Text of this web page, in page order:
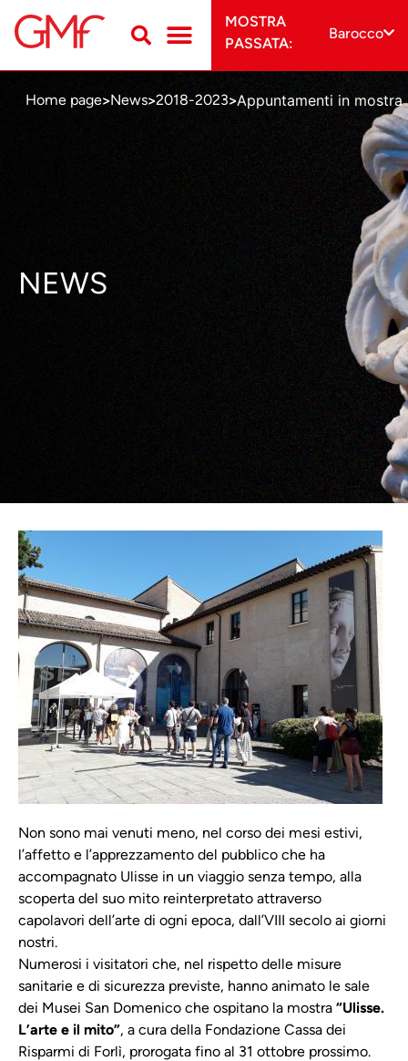
MOSTRA
PASSATA:
Barocco
Home page>News>2018-2023>Appuntamenti in mostra
NEWS
Non sono mai venuti meno, nel corso dei mesi estivi,
l’affetto e l’apprezzamento del pubblico che ha
accompagnato Ulisse in un viaggio senza tempo, alla
scoperta del suo mito reinterpretato attraverso
capolavori dell’arte di ogni epoca, dall’VIII secolo ai giorni
nostri.
Numerosi i visitatori che, nel rispetto delle misure
sanitarie e di sicurezza previste, hanno animato le sale
dei Musei San Domenico che ospitano la mostra “Ulisse.
L’arte e il mito”, a cura della Fondazione Cassa dei
Risparmi di Forlì, prorogata fino al 31 ottobre prossimo.